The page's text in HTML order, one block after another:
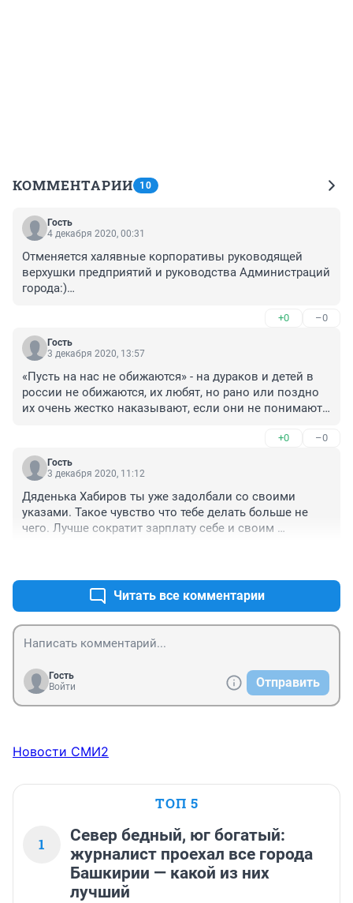
КОММЕНТАРИИ 10
Гость
4 декабря 2020, 00:31
Отменяется халявные корпоративы руководящей
верхушки предприятий и руководства Администраций
города:)
А рядовые сотрудники небольшой компанией на 1-2
столика, за свой счёт,наверное, всё-равно, смогут
+0 –0
Гость
3 декабря 2020, 13:57
«Пусть на нас не обижаются» - на дураков и детей в
россии не обижаются, их любят, но рано или поздно
их очень жестко наказывают, если они не понимают,
+0 –0
Гость
3 декабря 2020, 11:12
Дяденька Хабиров ты уже задолбали со своими
указами. Такое чувство что тебе делать больше не
чего. Лучше сократит зарплату себе и своим
Читать все комментарии
Гость
Войти
Отправить
Новости СМИ2
ТОП 5
1
Север бедный, юг богатый:
журналист проехал все города
Башкирии — какой из них
лучший